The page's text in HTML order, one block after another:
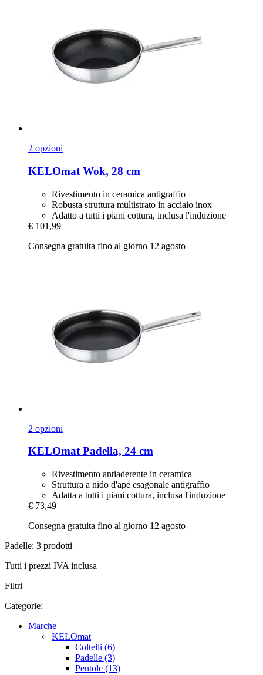
2 opzioni
KELOmat Wok, 28 cm
Rivestimento in ceramica antigraffio
Robusta struttura multistrato in acciaio inox
Adatto a tutti i piani cottura, inclusa l'induzione
€ 101,99
Consegna gratuita fino al giorno 12 agosto
2 opzioni
KELOmatPadella, 24 cm
Rivestimento antiaderente in ceramica
Struttura a nido d'ape esagonale antigraffio
Adatta a tutti i piani cottura, inclusa l'induzione
€ 73,49
Consegna gratuita fino al giorno 12 agosto
Padelle: 3 prodotti
Tutti i prezzi IVA inclusa
Filtri
Categorie:
Marche
KELOmat
Coltelli (6)
Padelle (3)
Pentole (13)